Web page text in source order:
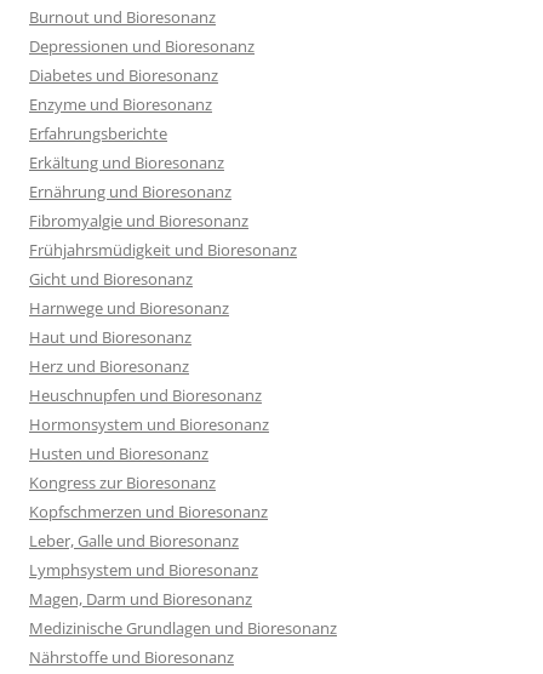
Burnout und Bioresonanz
Depressionen und Bioresonanz
Diabetes und Bioresonanz
Enzyme und Bioresonanz
Erfahrungsberichte
Erkältung und Bioresonanz
Ernährung und Bioresonanz
Fibromyalgie und Bioresonanz
Frühjahrsmüdigkeit und Bioresonanz
Gicht und Bioresonanz
Harnwege und Bioresonanz
Haut und Bioresonanz
Herz und Bioresonanz
Heuschnupfen und Bioresonanz
Hormonsystem und Bioresonanz
Husten und Bioresonanz
Kongress zur Bioresonanz
Kopfschmerzen und Bioresonanz
Leber, Galle und Bioresonanz
Lymphsystem und Bioresonanz
Magen, Darm und Bioresonanz
Medizinische Grundlagen und Bioresonanz
Nährstoffe und Bioresonanz